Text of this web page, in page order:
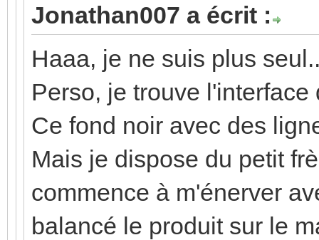
Jonathan007 a écrit :
Haaa, je ne suis plus
Perso, je trouve
Ce fond noir avec des
Mais je dispose du petit
commence à m'énerver
balancé le produit sur le